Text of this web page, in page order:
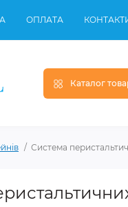
ОПЛАТА
Каталог
Система